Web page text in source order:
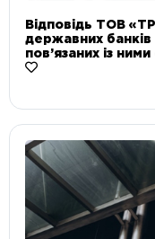
Відповідь ТОВ
державних
пов’язаних із